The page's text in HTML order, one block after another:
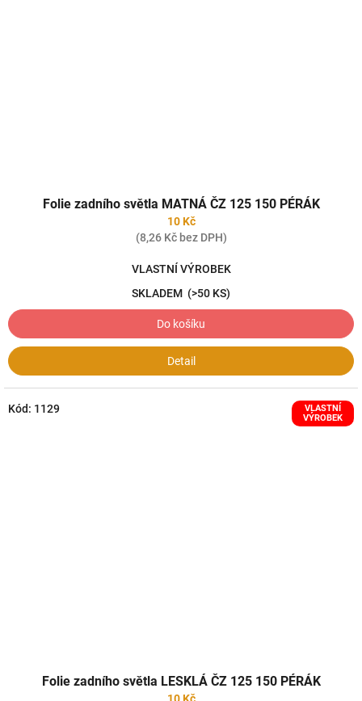
Folie zadního světla MATNÁ ČZ 125 150 PÉRÁK
10 Kč
(8,26 Kč bez DPH)
VLASTNÍ VÝROBEK
SKLADEM (>50 KS)
Do košíku
Detail
VLASTNÍ
VÝROBEK
Folie zadního světla LESKLÁ ČZ 125 150 PÉRÁK
Kód: 1129